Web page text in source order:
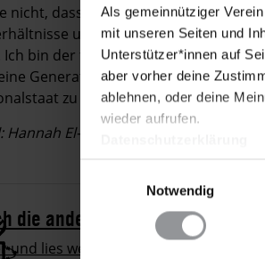
Als gemeinnütziger
mit unseren Seiten und
Unterstützer*innen auf
aber vorher deine
ablehnen, oder deine
wieder aufrufen.
Notwendig
nicht, dass die Mehrheit in Europa
unsicher sind, oder dass
Ich bin der festen Überzeugung,
Generation entwickeln, die sich
zu gehen.
El-Hitami
die anderen Geschichten!
und lies weiter